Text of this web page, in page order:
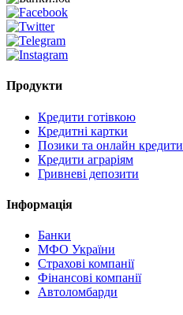
Продукти
Кредити готівкою
Кредитні картки
Позики та онлайн кредити
Кредити аграріям
Гривневі депозити
Інформація
Банки
МФО України
Страхові компанії
Фінансові компанії
Автоломбарди